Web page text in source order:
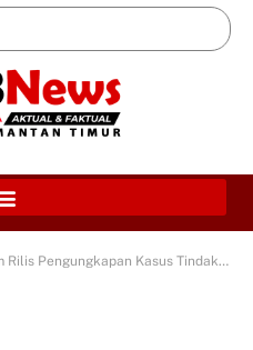
Kasus Tindak Pidana Pencucian Uang